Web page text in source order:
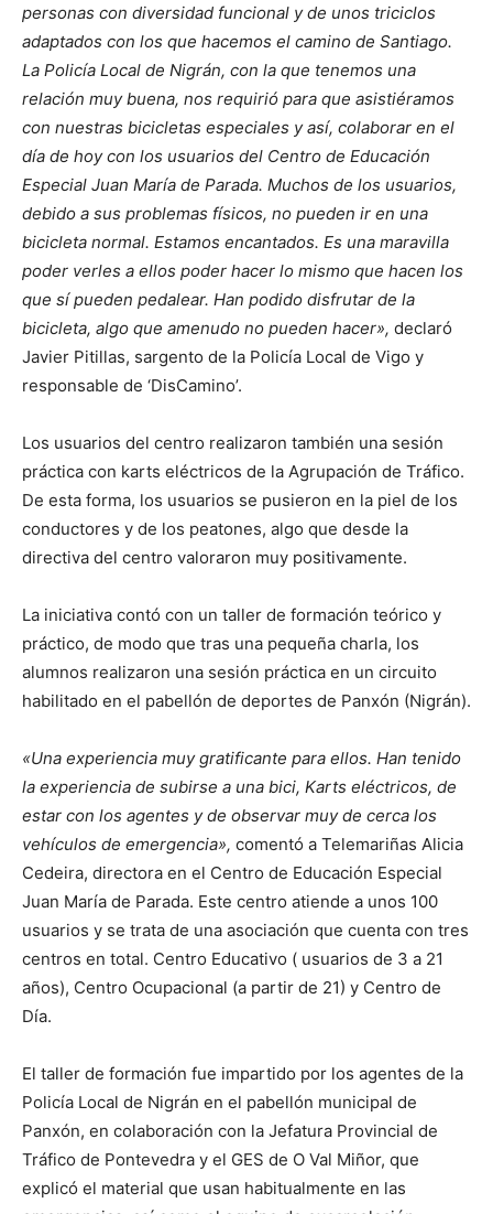
personas con diversidad funcional y de unos triciclos
adaptados con los que hacemos el camino de Santiago.
La Policía Local de Nigrán, con la que tenemos una
relación muy buena, nos requirió para que asistiéramos
con nuestras bicicletas especiales y así, colaborar en el
día de hoy con los usuarios del Centro de Educación
Especial Juan María de Parada. Muchos de los usuarios,
debido a sus problemas físicos, no pueden ir en una
bicicleta normal. Estamos encantados. Es una maravilla
poder verles a ellos poder hacer lo mismo que hacen los
que sí pueden pedalear. Han podido disfrutar de la
bicicleta, algo que amenudo no pueden hacer», declaró
Javier Pitillas, sargento de la Policía Local de Vigo y
responsable de ‘DisCamino’.
Los usuarios del centro realizaron también una sesión
práctica con karts eléctricos de la Agrupación de Tráfico.
De esta forma, los usuarios se pusieron en la piel de los
conductores y de los peatones, algo que desde la
directiva del centro valoraron muy positivamente.
La iniciativa contó con un taller de formación teórico y
práctico, de modo que tras una pequeña charla, los
alumnos realizaron una sesión práctica en un circuito
habilitado en el pabellón de deportes de Panxón (Nigrán).
«Una experiencia muy gratificante para ellos. Han tenido
la experiencia de subirse a una bici, Karts eléctricos, de
estar con los agentes y de observar muy de cerca los
vehículos de emergencia», comentó a Telemariñas Alicia
Cedeira, directora en el Centro de Educación Especial
Juan María de Parada. Este centro atiende a unos 100
usuarios y se trata de una asociación que cuenta con tres
centros en total. Centro Educativo ( usuarios de 3 a 21
años), Centro Ocupacional (a partir de 21) y Centro de
Día.
El taller de formación fue impartido por los agentes de la
Policía Local de Nigrán en el pabellón municipal de
Panxón, en colaboración con la Jefatura Provincial de
Tráfico de Pontevedra y el GES de O Val Miñor, que
explicó el material que usan habitualmente en las